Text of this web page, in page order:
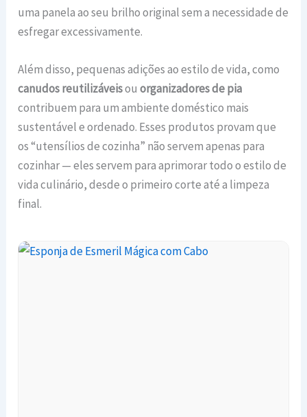
uma panela ao seu brilho original sem a necessidade de
esfregar excessivamente.
Além disso, pequenas adições ao estilo de vida, como
canudos reutilizáveisouorganizadores de pia
contribuem para um ambiente doméstico mais
sustentável e ordenado. Esses produtos provam que
os “utensílios de cozinha” não servem apenas para
cozinhar — eles servem para aprimorar todo o estilo de
vida culinário, desde o primeiro corte até a limpeza
final.